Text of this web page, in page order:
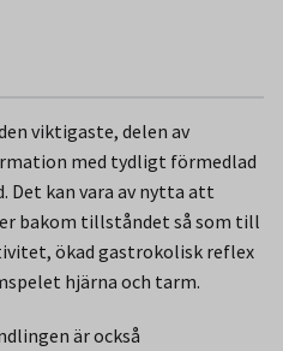
viktigaste, delen av
med tydligt förmedlad
Det kan vara av nytta att
bakom tillståndet så som till
ökad gastrokolisk reflex
hjärna och tarm.
är också